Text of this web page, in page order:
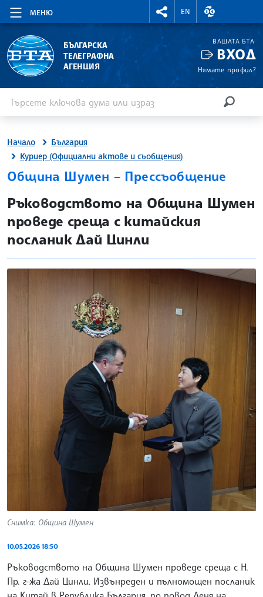
МЕНЮ
RIGHTMENU.SOCIAL
EN
ВАЛУТНИ
БЪЛГАРСКА
ТЕЛЕГРАФНА
АГЕНЦИЯ
ВАШАТА БТА
ВХОД
Нямате профил?
Начало
България
Куриер (Официални актове и съобщения)
Община Шумен – Прессъобщение
site.bta
Ръководството на Община Шумен
проведе среща с китайския
посланик Дай Цинли
Снимка: Община Шумен
10.05.2026 18:50
Ръководството на Община Шумен проведе среща с Н.
Пр. г-жа Дай Цинли, Извънреден и пълномощен посланик